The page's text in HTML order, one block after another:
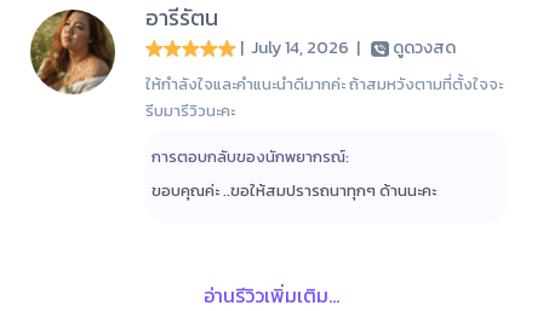
อารีรัตน
| July 14, 2026 | ดูดวงสด
ให้กำลังใจและคำแนะนำดีมากค่ะ ถ้าสมหวังตามที่ตั้งใจจะ
รีบมารีวิวนะคะ
การตอบกลับของนักพยากรณ์:
ขอบคุณค่ะ ..ขอให้สมปรารถนาทุกๆ ด้านนะคะ
อ่านรีวิวเพิ่มเติม...